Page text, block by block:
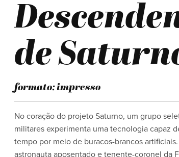
de
formato: impresso
No coração do projeto Saturno, um grupo
militares experimenta uma tecnologia capaz
tempo por meio de buracos-brancos
astronauta aposentado e tenente-coronel da